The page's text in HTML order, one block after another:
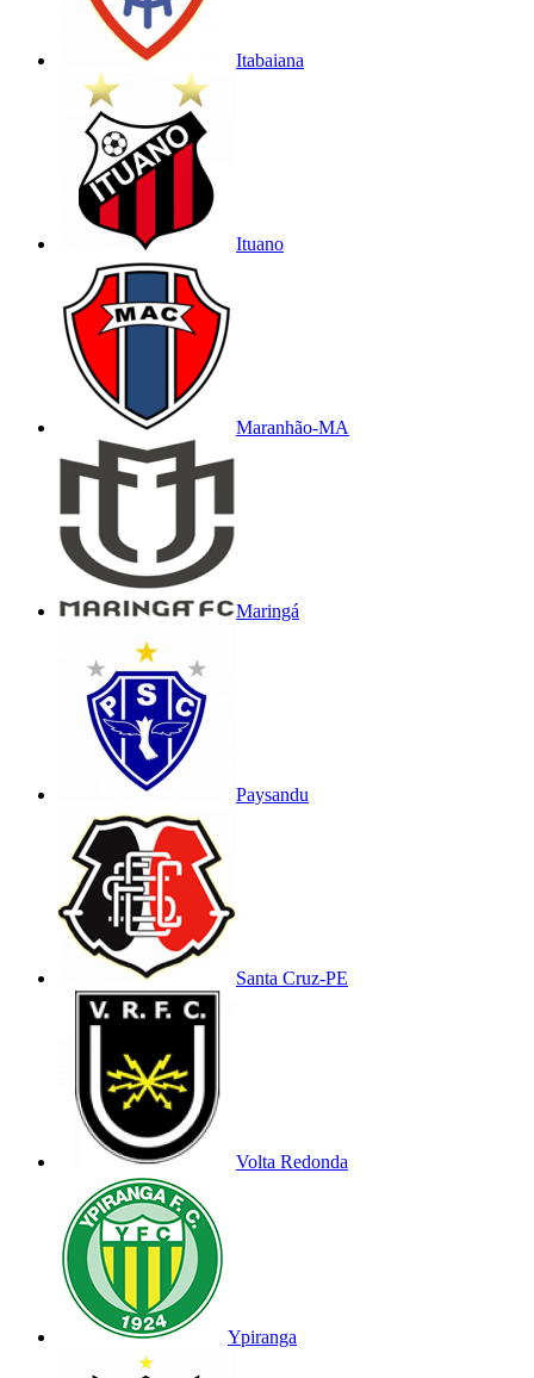
Itabaiana
Ituano
Maranhão-MA
Maringá
Paysandu
Santa Cruz-PE
Volta Redonda
Ypiranga